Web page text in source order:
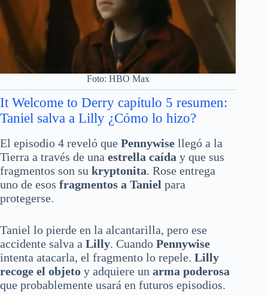
Foto: HBO Max
It Welcome to Derry capítulo 5 resumen:
Taniel salva a Lilly ¿Cómo lo hizo?
El episodio 4 reveló que Pennywise llegó a la
Tierra a través de una estrella caída y que sus
fragmentos son su kryptonita. Rose entrega
uno de esos fragmentos a Taniel para
protegerse.
Taniel lo pierde en la alcantarilla, pero ese
accidente salva a Lilly. Cuando Pennywise
intenta atacarla, el fragmento lo repele. Lilly
recoge el objeto y adquiere un arma poderosa
que probablemente usará en futuros episodios.